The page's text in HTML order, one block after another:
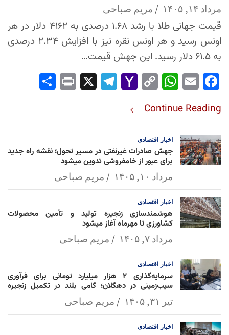
مرداد ۱۴, ۱۴۰۵ مریم صباحی
قیمت جهانی طلا با رشد ۱.۶۸ درصدی به ۴۱۶۲ دلار در هر
اونس رسید و هر اونس نقره نیز با افزایش ۲.۳۴ درصدی
به ۶۱.۵ دلار رسید. این جهش قیمت…
Fac
ok
Em
Wh
Ap
p
Co
Lin
k
Yah
l
Tel
Pri
Continue Reading
اخبار اقتصادی
جهش صادرات غیرنفتی در مسیر تحول؛ نقشه راه جدید
برای عبور از خامفروشی تدوین میشود
مرداد ۱۰, ۱۴۰۵ مریم صباحی
اخبار اقتصادی
هوشمندسازی زنجیره تولید و تأمین محصولات
کشاورزی تا مهرماه آغاز میشود
مرداد ۷, ۱۴۰۵ مریم صباحی
اخبار اقتصادی
سرمایه‌گذاری ۲ هزار میلیارد تومانی برای فرآوری
سیب‌زمینی در دهگلان؛ گامی بلند در تکمیل زنجیره
ارزش کشاورزیتیر ۳۱, ۱۴۰۵ مریم صباحی
اخبار اقتصادی